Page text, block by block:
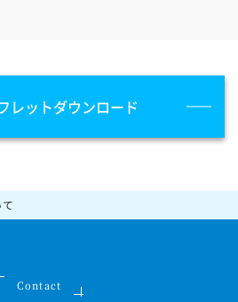
レットダウンロード
Contact